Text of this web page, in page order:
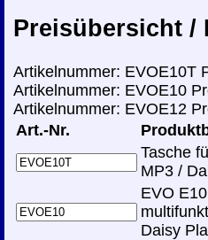
Preisübersicht /
Artikelnummer: EVOE10T
Artikelnummer: EVOE10
Artikelnummer: EVOE12
Art.-Nr.
Tasche
MP3 /
EVO
Daisy